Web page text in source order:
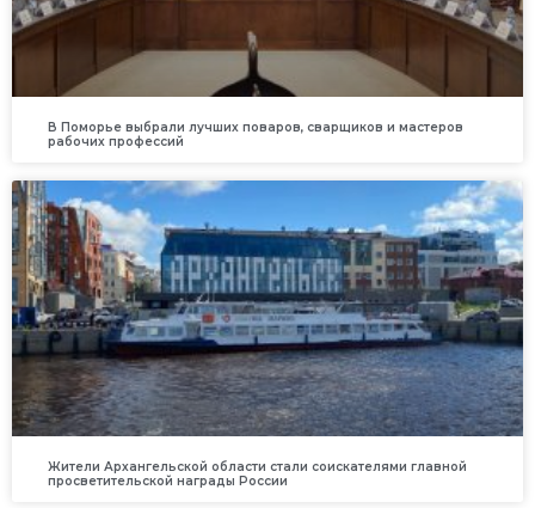
В Поморье выбрали лучших поваров, сварщиков и мастеров
рабочих профессий
Жители Архангельской области стали соискателями главной
просветительской награды России